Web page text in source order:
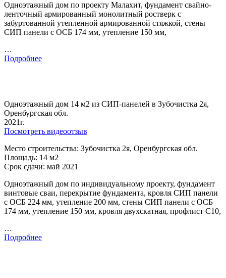
Одноэтажный дом по проекту Малахит, фундамент свайно-
ленточный армированный монолитный ростверк с
забуртованной утепленной армированной стяжкой, стены
СИП панели с ОСБ 174 мм, утепление 150 мм,
…
Подробнее
Одноэтажный дом 14 м2 из СИП-панелей в Зубочистка 2я,
Оренбургская обл.
2021г.
Посмотреть видеоотзыв
Место строительства: Зубочистка 2я, Оренбургская обл.
Площадь: 14 м2
Срок сдачи: май 2021
Одноэтажный дом по индивидуальному проекту, фундамент
винтовые сваи, перекрытие фундамента, кровля СИП панели
с ОСБ 224 мм, утепление 200 мм, стены СИП панели с ОСБ
174 мм, утепление 150 мм, кровля двухскатная, профлист С10,
…
Подробнее